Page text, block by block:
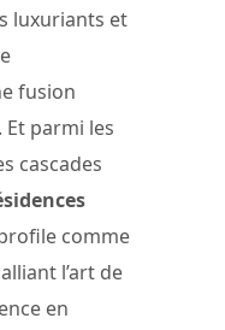
luxuriants et
fusion
Et parmi les
cascades
comme
l’art de
en